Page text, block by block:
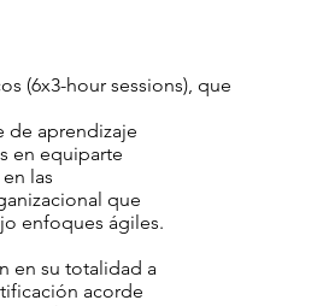
(6x3-hour sessions), que
de aprendizaje
en equiparte
las
que
enfoques ágiles.
en su totalidad a
acorde